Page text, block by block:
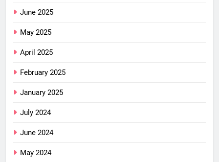
June 2025
May 2025
April 2025
February 2025
January 2025
July 2024
June 2024
May 2024